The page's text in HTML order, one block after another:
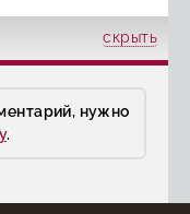
скрыть
нужно
.